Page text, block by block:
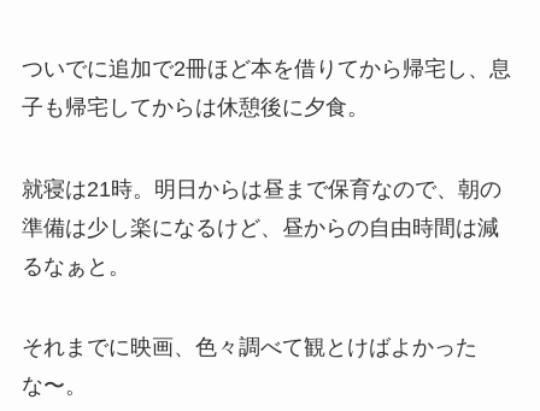
ついでに追加で2冊ほど本を借りてから帰宅し、息
子も帰宅してからは休憩後に夕食。
就寝は21時。明日からは昼まで保育なので、朝の
準備は少し楽になるけど、昼からの自由時間は減
るなぁと。
それまでに映画、色々調べて観とけばよかった
な〜。